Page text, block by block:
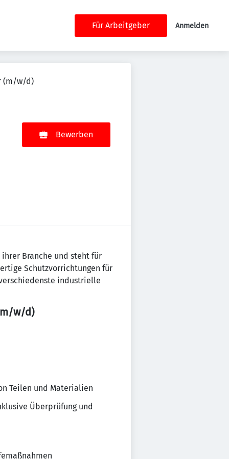
Für Arbeitgeber Anmelden
(m/w/d)
Bewerben
Branche und steht für
Schutzvorrichtungen für
industrielle
w/d)
Teilen und Materialien
Überprüfung und